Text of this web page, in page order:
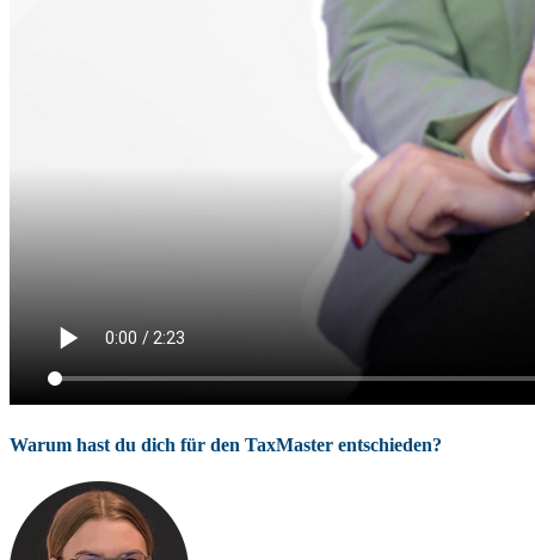
Warum hast du dich für den TaxMaster entschieden?